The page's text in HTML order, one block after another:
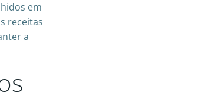
em
receitas
a